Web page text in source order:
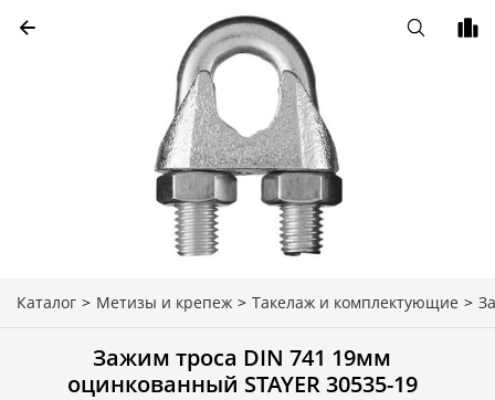
Каталог > Метизы и крепеж > Такелаж и комплектующие >
Зажим троса DIN 741 19мм
оцинкованный STAYER 30535-19